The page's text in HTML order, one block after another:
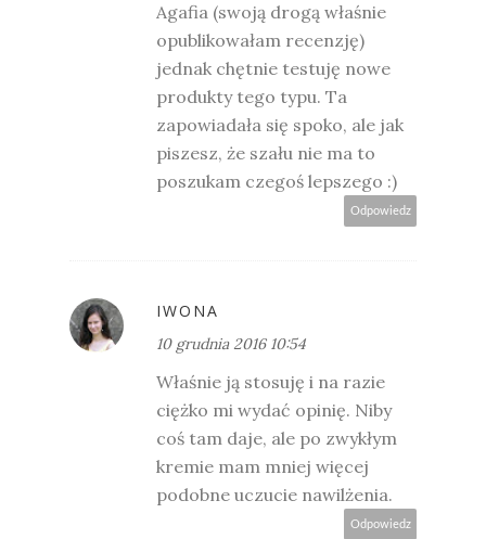
Agafia (swoją drogą właśnie
opublikowałam recenzję)
jednak chętnie testuję nowe
produkty tego typu. Ta
zapowiadała się spoko, ale jak
piszesz, że szału nie ma to
poszukam czegoś lepszego :)
Odpowiedz
IWONA
10 grudnia 2016 10:54
Właśnie ją stosuję i na razie
ciężko mi wydać opinię. Niby
coś tam daje, ale po zwykłym
kremie mam mniej więcej
podobne uczucie nawilżenia.
Odpowiedz